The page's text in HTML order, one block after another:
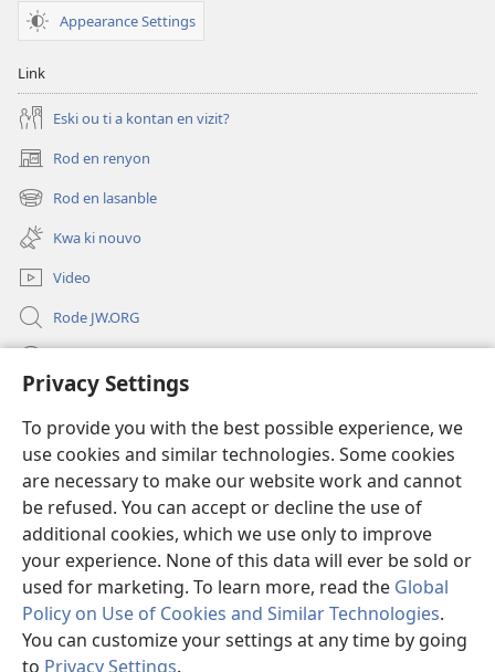
Privacy Settings
To provide you with the best possible experience, we
use cookies and similar technologies. Some cookies
are necessary to make our website work and cannot
be refused. You can accept or decline the use of
additional cookies, which we use only to improve
your experience. None of this data will ever be sold or
used for marketing. To learn more, read the Global
Policy on Use of Cookies and Similar Technologies.
You can customize your settings at any time by going
to Privacy Settings.
Appearance Settings
Link
Eski ou ti a kontan en vizit?
Rod en renyon
(opens
new
window)
Rod en lasanble
(opens
new
window)
Kwa ki nouvo
Video
Rode JW.ORG
(opens
window)Watchtower BIBLIOTEK LO ENTERNET
(opens
new
window)JW Hub ®
(opens
new
window)
Copyright© 2026 Watch Tower Bible and Tract Society of Pennsylvania.
REGILASYON LIZAZ